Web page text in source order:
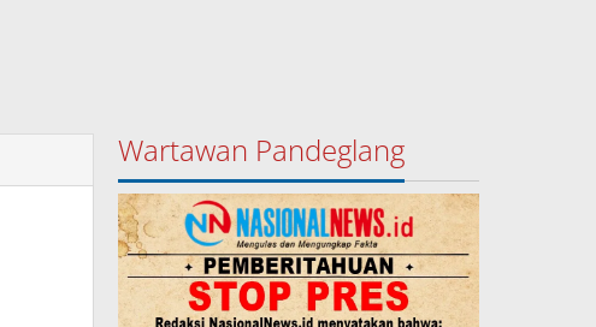
Wartawan Pandeglang